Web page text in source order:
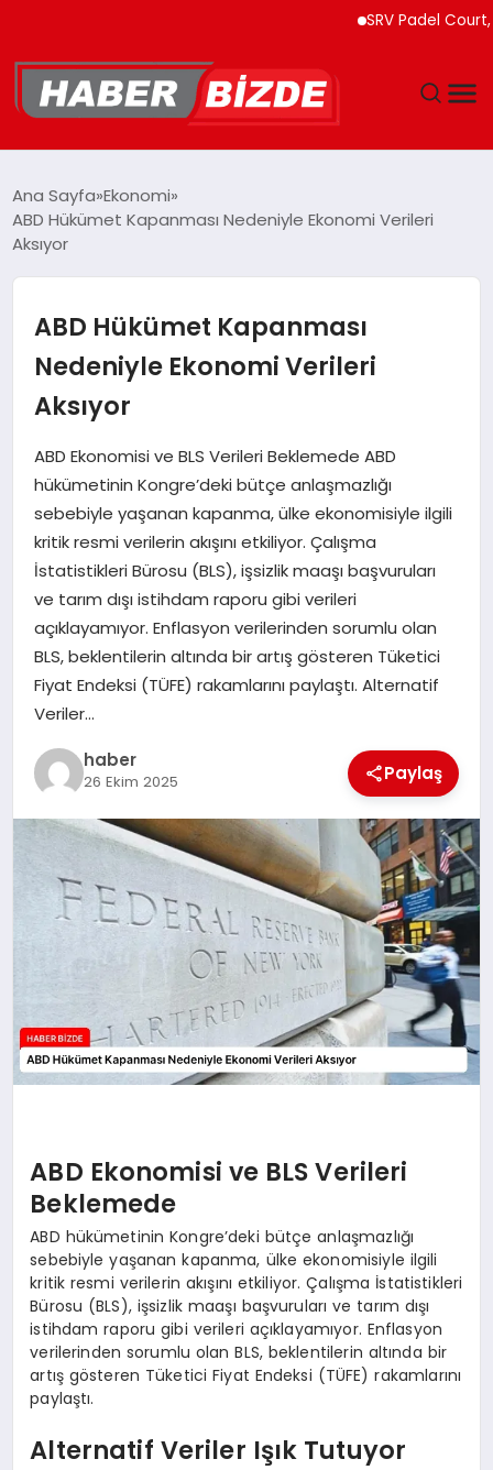
SRV Padel Court,
MAGAZIN
SPOR
TEKNOLOJI
Ana Sayfa Ekonomi
ABD Hükümet Kapanması Nedeniyle Ekonomi Verileri
Aksıyor
ABD Hükümet Kapanması
Nedeniyle Ekonomi Verileri
Aksıyor
ABD Ekonomisi ve BLS Verileri Beklemede ABD
hükümetinin Kongre’deki bütçe anlaşmazlığı
sebebiyle yaşanan kapanma, ülke ekonomisiyle ilgili
kritik resmi verilerin akışını etkiliyor. Çalışma
İstatistikleri Bürosu (BLS), işsizlik maaşı başvuruları
ve tarım dışı istihdam raporu gibi verileri
açıklayamıyor. Enflasyon verilerinden sorumlu olan
BLS, beklentilerin altında bir artış gösteren Tüketici
Fiyat Endeksi (TÜFE) rakamlarını paylaştı. Alternatif
Veriler…
haber
26 Ekim 2025 Paylaş
ABD Ekonomisi ve BLS Verileri
Beklemede
ABD hükümetinin Kongre’deki bütçe anlaşmazlığı
sebebiyle yaşanan kapanma, ülke ekonomisiyle ilgili
kritik resmi verilerin akışını etkiliyor. Çalışma İstatistikleri
Bürosu (BLS), işsizlik maaşı başvuruları ve tarım dışı
istihdam raporu gibi verileri açıklayamıyor. Enflasyon
verilerinden sorumlu olan BLS, beklentilerin altında bir
artış gösteren Tüketici Fiyat Endeksi (TÜFE) rakamlarını
paylaştı.
Alternatif Veriler Işık Tutuyor